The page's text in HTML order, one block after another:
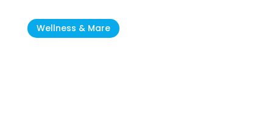
Wellness & Mare